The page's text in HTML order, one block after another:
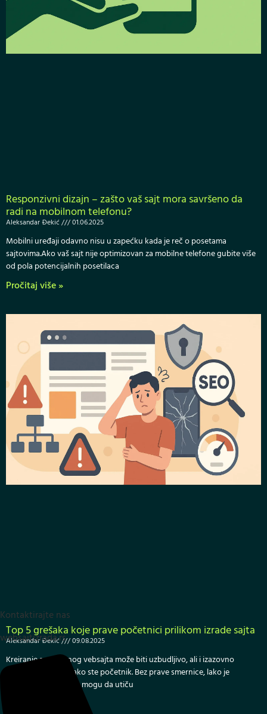
Responzivni dizajn – zašto vaš sajt mora savršeno da
radi na mobilnom telefonu?
Aleksandar Đekić 01.06.2025
Mobilni uređaji odavno nisu u zapećku kada je reč o posetama
sajtovima.Ako vaš sajt nije optimizovan za mobilne telefone gubite više
od pola potencijalnih posetilaca
Pročitaj više »
Top 5 grešaka koje prave početnici prilikom izrade sajta
Aleksandar Đekić 09.08.2025
Kreiranje sopstvenog vebsajta može biti uzbudljivo, ali i izazovno
iskustvo, posebno ako ste početnik. Bez prave smernice, lako je
napraviti greške koje mogu da utiču
Kontaktirajte nas
websajtizrada.rs